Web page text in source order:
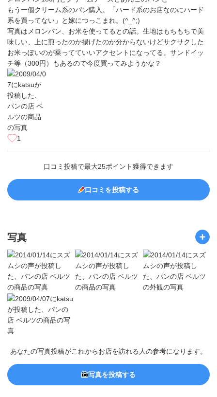
もう一個クリーム系のパン購入。「ハード系のお店なのにハード
系を買ってない」と嫁につっこまれ。(^_^;)
写真はメロンパン、お米を使ってるとの話。生地はもちもちで美
味しい、上に煎ったのか揚げたのか分からないけどサクサクした
お米っぽいのが乗ってていいアクセントになってる。サンドイッ
チ等（300円）もあるので今度買ってみようかな？
1
口コミ投稿で最大25ポイント獲得できます
口コミを投稿する
写真
あなたの写真投稿がこれからお店を訪れる人の参考になります。
写真を投稿する